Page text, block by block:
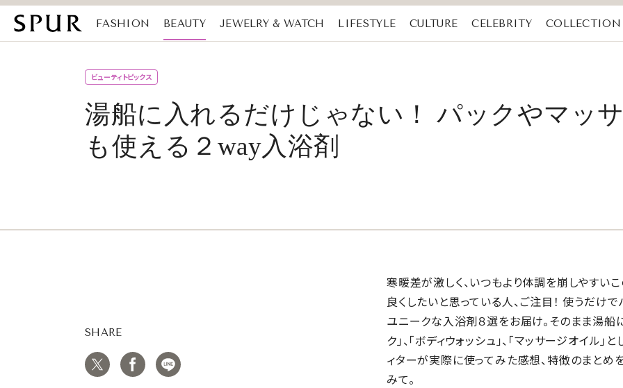
FASHION BEAUTY JEWELRY & WATCH LIFESTYLE CULTURE CELEBRITY COLLECTION
ビューティトピックス
湯船に入れるだけじゃない！ パックやマッ
も使える２way入浴剤
SHARE
寒暖差が激しく、いつもより体調を崩しやすい
良くしたいと思っている人、ご注目！ 使うだけ
ユニークな入浴剤８選をお届け。そのまま湯船
ク」、「ボディウォッシュ」、「マッサージオイル」
ィターが実際に使ってみた感想、特徴のまとめ
みて。